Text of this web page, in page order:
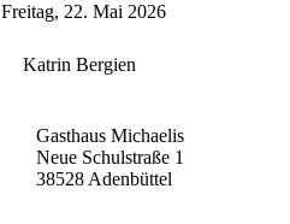
Freitag, 22. Mai 2026
Katrin Bergien
Gasthaus Michaelis
Neue Schulstraße 1
38528 Adenbüttel